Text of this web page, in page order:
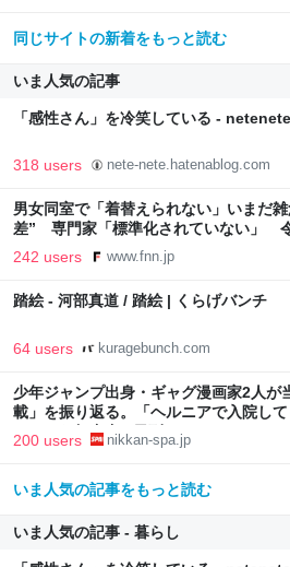
同じサイトの新着をもっと読む
いま人気の記事
「感性さん」を冷笑している -
318 users nete-nete.hatenablog.com
男女同室で「着替えられない」いまだ
差” 専門家「標準化されていない」
イムオンライン
242 users www.fnn.jp
踏絵 - 河部真道 / 踏絵 | くらげバンチ
64 users kuragebunch.com
少年ジャンプ出身・ギャグ漫画家2人が
載」を振り返る。「ヘルニアで入院し
イックな舞台裏 | 日刊SPA!
200 users nikkan-spa.jp
いま人気の記事をもっと読む
いま人気の記事 - 暮らし